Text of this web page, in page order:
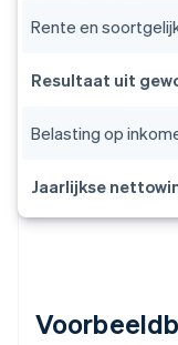
Rente en
Resultaat uit
Belasting op
Jaarlijkse